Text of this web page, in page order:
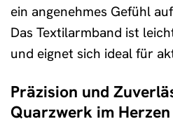
ein angenehmes Gefühl
Das Textilarmband ist
und eignet sich ideal für
Präzision und
Quarzwerk im